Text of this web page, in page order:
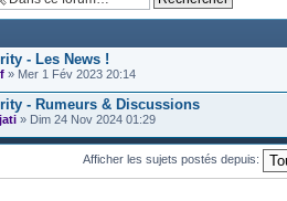
- Les News !
» Mer 1 Fév 2023 20:14
- Rumeurs & Discussions
» Dim 24 Nov 2024 01:29
Afficher les sujets postés depuis: